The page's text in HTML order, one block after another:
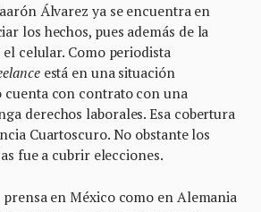
Álvarez ya se encuentra en
los hechos, pues además de la
celular. Como periodista
está en una situación
cuenta con contrato con una
derechos laborales. Esa cobertura
Cuartoscuro. No obstante los
fue a cubrir elecciones.
prensa en México como en Alemania